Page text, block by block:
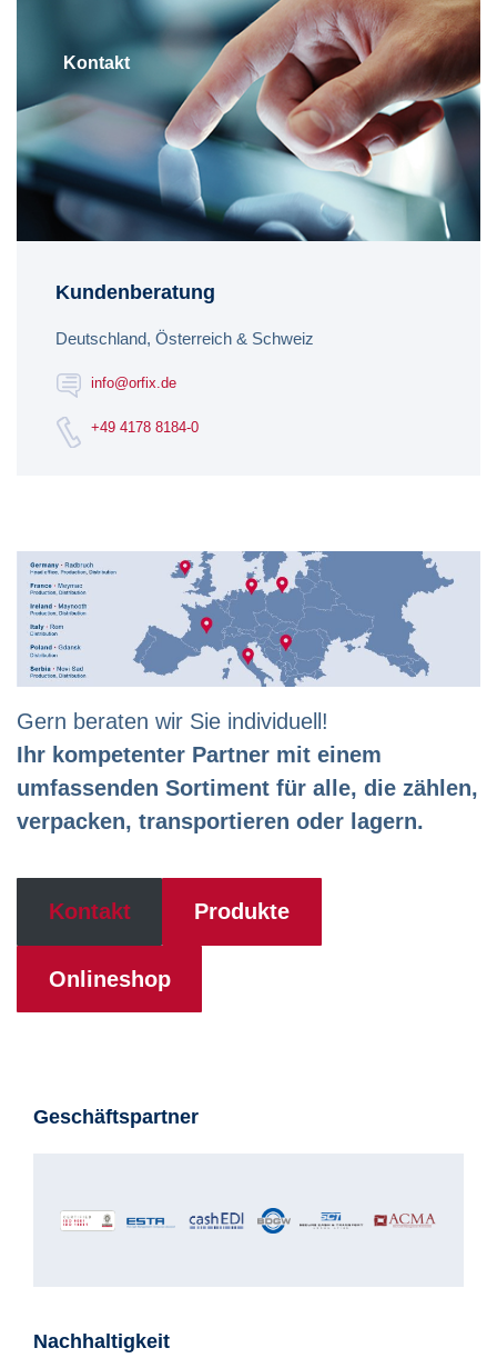
Kontakt
Kundenberatung
Deutschland, Österreich & Schweiz
info@orfix.de
+49 4178 8184-0
Gern beraten wir Sie individuell!
Ihr kompetenter Partner mit einem
umfassenden Sortiment für alle, die zählen,
verpacken, transportieren oder lagern.
Kontakt Produkte
Onlineshop
Geschäftspartner
Nachhaltigkeit